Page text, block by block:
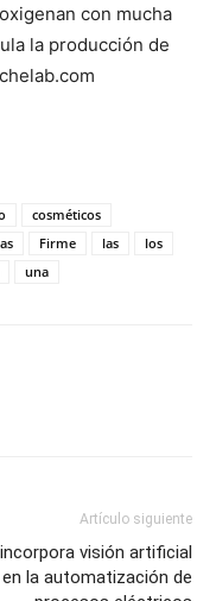
con mucha
la producción de
cosméticos
Firme las
los
una
Artículo siguiente
visión artificial
en la automatización de